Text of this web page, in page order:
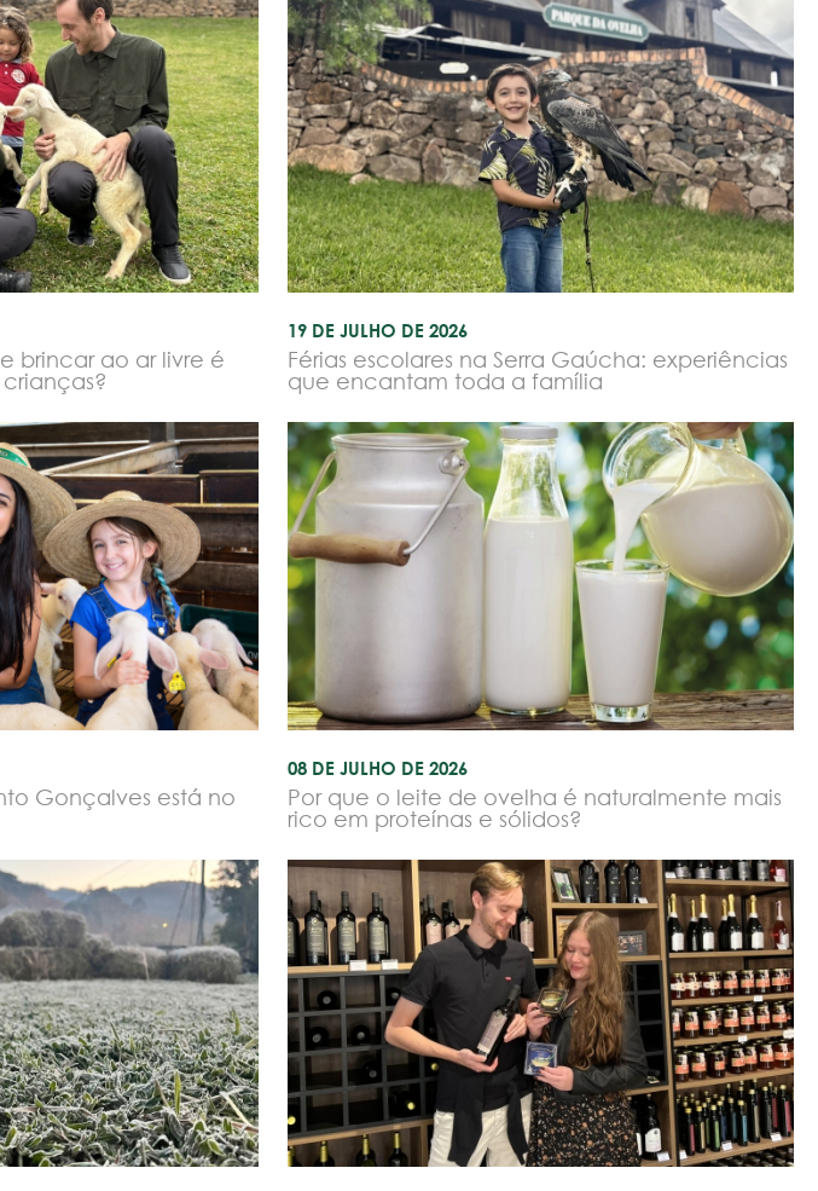
brincar ao ar livre é
19 DE JULHO DE 2026
Férias escolares na Serra Gaúcha: experiências
que encantam toda a família
Gonçalves está no
08 DE JULHO DE 2026
Por que o leite de ovelha é naturalmente mais
rico em proteínas e sólidos?